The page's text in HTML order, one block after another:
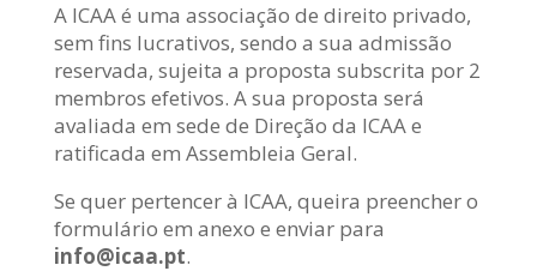
A ICAA é uma associação de direito privado,
sem fins lucrativos, sendo a sua admissão
reservada, sujeita a proposta subscrita por 2
membros efetivos. A sua proposta será
avaliada em sede de Direção da ICAA e
ratificada em Assembleia Geral.
Se quer pertencer à ICAA, queira preencher o
formulário em anexo e enviar para
info@icaa.pt.